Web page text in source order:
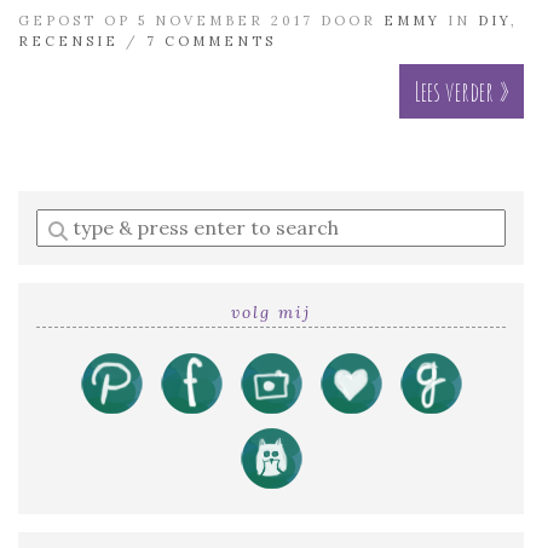
GEPOST OP 5 NOVEMBER 2017 DOOR EMMY IN DIY
RECENSIE
/ 7 COMMENTS
Lees verder »
Enter
a
volg mij